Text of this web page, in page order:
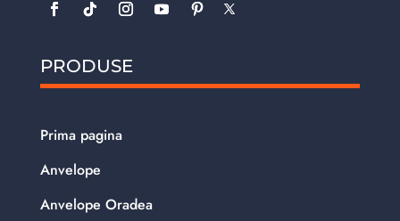
PRODUSE
Prima pagina
Anvelope
Anvelope Oradea